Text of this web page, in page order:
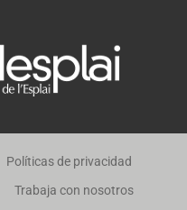
Políticas de privacidad
Trabaja con nosotros